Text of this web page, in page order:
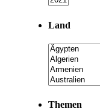
Land
Themen